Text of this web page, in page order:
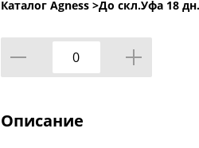
Каталог Agness >До скл.Уфа 18 дн.
Описание